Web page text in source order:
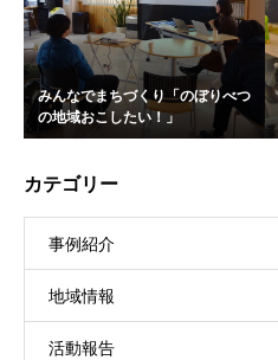
みんなでまちづくり「のぼりべつ
の地域おこしたい！」
カテゴリー
事例紹介
地域情報
活動報告